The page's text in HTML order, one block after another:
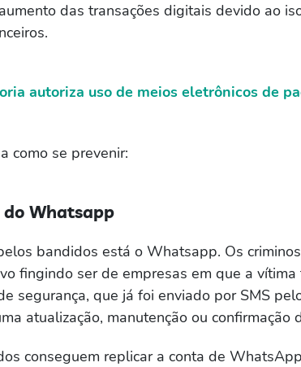
das transações digitais devido ao
autoriza uso de meios eletrônicos de
como se prevenir:
do Whatsapp
bandidos está o Whatsapp. Os
fingindo ser de empresas em que a vítima
segurança, que já foi enviado por SMS
atualização, manutenção ou confirmação
conseguem replicar a conta de